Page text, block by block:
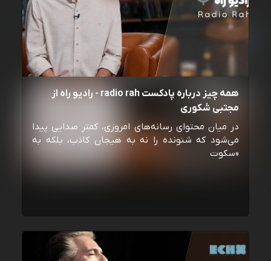
همه چیز درباره پادکست radio rah - رادیو راه از
مجتبی شکوری
در میان محتوای رسانه‌های امروزی، کمتر صدایی پیدا
می‌شود که شنونده را نه به هیجان کاذب، بلکه به
«سکوت